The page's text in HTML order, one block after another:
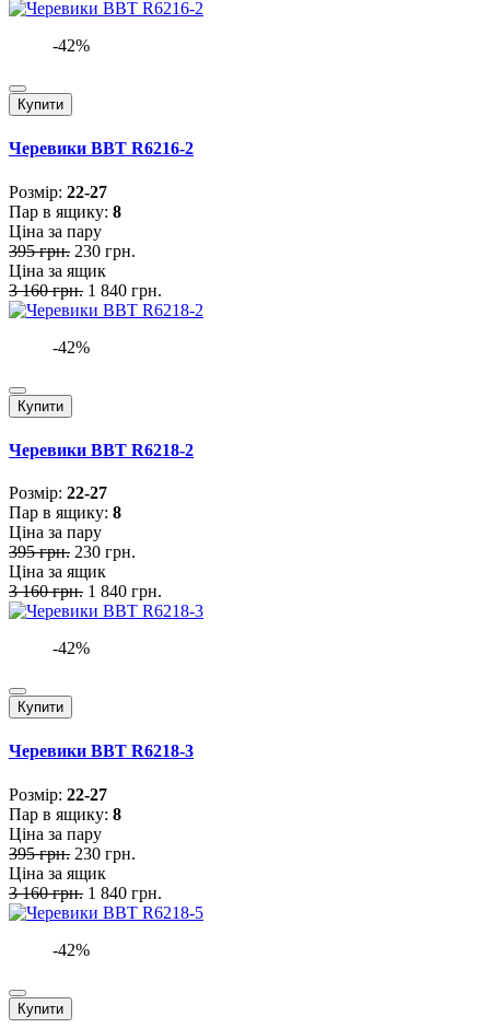
-42%
Купити
Черевики BBT R6216-2
Розмiр: 22-27
Пар в ящику: 8
Ціна за пару
395 грн. 230 грн.
Ціна за ящик
3 160 грн. 1 840 грн.
-42%
Купити
Черевики BBT R6218-2
Розмiр: 22-27
Пар в ящику: 8
Ціна за пару
395 грн. 230 грн.
Ціна за ящик
3 160 грн. 1 840 грн.
-42%
Купити
Черевики BBT R6218-3
Розмiр: 22-27
Пар в ящику: 8
Ціна за пару
395 грн. 230 грн.
Ціна за ящик
3 160 грн. 1 840 грн.
-42%
Купити